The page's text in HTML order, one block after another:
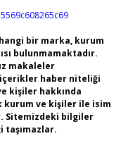
bir marka, kurum
bulunmamaktadır.
makaleler
içerikler haber niteliği
kişiler hakkında
kurum ve kişiler ile isim
Sitemizdeki bilgiler
taşımazlar.